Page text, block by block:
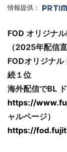
情報提供：
FOD オリジナ
（2025年配信直
FODオリジナ
続１位
海外配信でBL
https://
ャルページ）
https://